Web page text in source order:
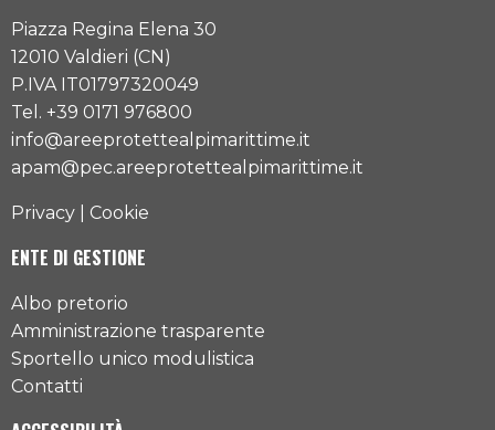
Piazza Regina Elena 30
12010 Valdieri (CN)
P.IVA IT01797320049
Tel. +39 0171 976800
info@areeprotettealpimarittime.it
apam@pec.areeprotettealpimarittime.it
Privacy Cookie
ENTE DI GESTIONE
Albo pretorio
Amministrazione trasparente
Sportello unico modulistica
Contatti